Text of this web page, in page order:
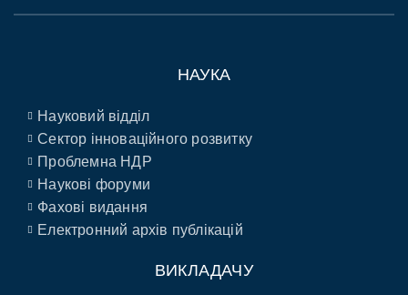
НАУКА
Науковий відділ
Сектор інноваційного розвитку
Проблемна НДР
Наукові форуми
Фахові видання
Електронний архів публікацій
ВИКЛАДАЧУ